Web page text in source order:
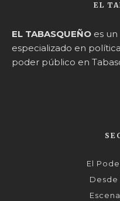
EL
EL TABASQUEÑO es
especializado en
poder público en
El
Desde